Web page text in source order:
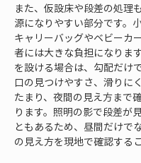
また、仮設床や段差の処理
源になりやすい部分です。
キャリーバッグやベビーカ
者には大きな負担になりま
を設ける場合は、勾配だけ
口の見つけやすさ、滑りに
たまり、夜間の見え方まで
ります。照明の影で段差が
ともあるため、昼間だけで
の見え方を現地で確認する